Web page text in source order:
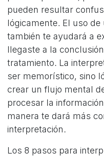
pueden resultar
lógicamente. El uso
también te ayudará a
llegaste a la
tratamiento. La
ser memorístico, sino
crear un flujo mental
procesar la
manera te dará más
interpretación.
Los 8 pasos para